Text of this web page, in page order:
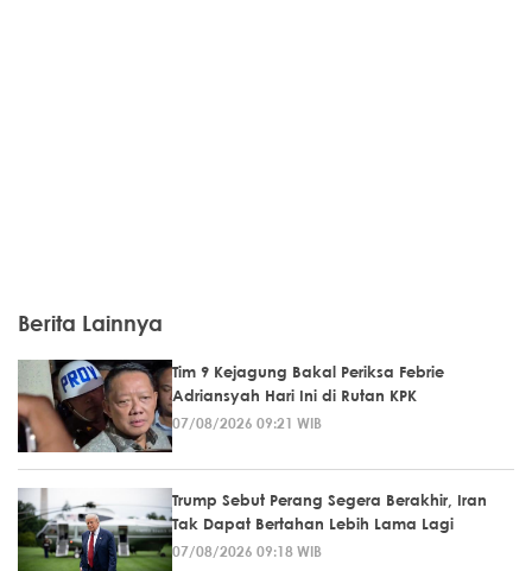
Berita Lainnya
Tim 9 Kejagung Bakal Periksa Febrie
Adriansyah Hari Ini di Rutan KPK
07/08/2026 09:21 WIB
Trump Sebut Perang Segera Berakhir, Iran
Tak Dapat Bertahan Lebih Lama Lagi
07/08/2026 09:18 WIB